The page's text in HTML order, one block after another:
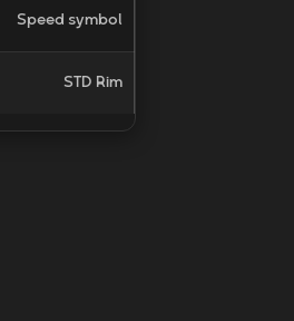
Speed symbol
STD Rim